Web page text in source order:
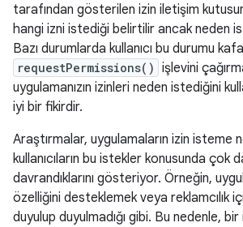
tarafından gösterilen izin iletişim
hangi izni istediği belirtilir ancak neden
Bazı durumlarda kullanıcı bu durumu kafa
requestPermissions() işlevini
uygulamanızın izinleri neden istediğini
iyi bir fikirdir.
Araştırmalar, uygulamaların izin isteme
kullanıcıların bu istekler konusunda çok
davrandıklarını gösteriyor. Örneğin,
özelliğini desteklemek veya reklamcılık
duyulup duyulmadığı gibi. Bu nedenle,